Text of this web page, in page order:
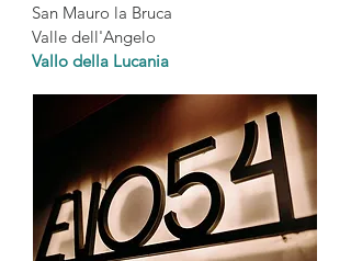
San Mauro la Bruca
Valle dell'Angelo
Vallo della Lucania